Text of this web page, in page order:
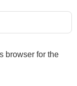
browser for the